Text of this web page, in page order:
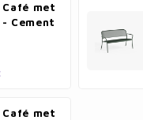
met
Cement
met